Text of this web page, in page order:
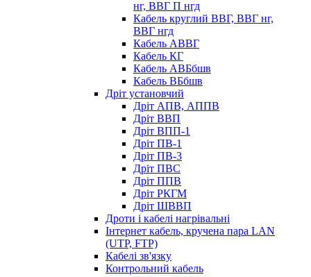
нг, ВВГ П нгд
Кабель круглий ВВГ, ВВГ нг,
ВВГ нгд
Кабель АВВГ
Кабель КГ
Кабель АВБбшв
Кабель ВБбшв
Дріт установчий
Дріт АПВ, АППВ
Дріт ВВП
Дріт ВПП-1
Дріт ПВ-1
Дріт ПВ-3
Дріт ПВС
Дріт ППВ
Дріт РКГМ
Дріт ШВВП
Дроти і кабелі нагрівальні
Інтернет кабель, кручена пара LAN
(UTP, FTP)
Кабелі зв'язку
Контрольний кабель